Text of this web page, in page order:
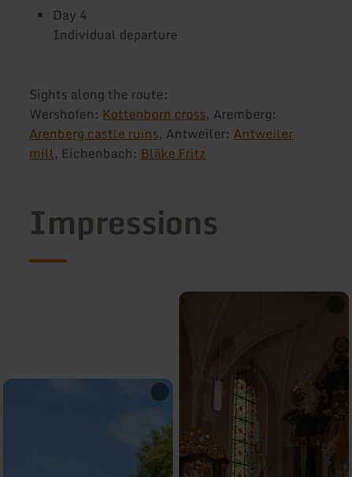
Day 4
Individual departure
Sights along the route:
Wershofen:Kottenborn cross, Aremberg:
Arenberg castle ruins, Antweiler:Antweiler
mill, Eichenbach:Bläke Fritz
Impressions